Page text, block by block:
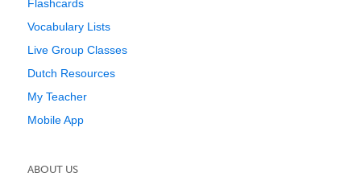
Flashcards
Vocabulary Lists
Live Group Classes
Dutch Resources
My Teacher
Mobile App
ABOUT US